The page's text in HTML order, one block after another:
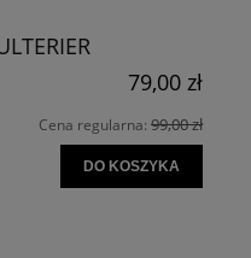
79,00 zł
Cena regularna: 99,00 zł
DO KOSZYKA